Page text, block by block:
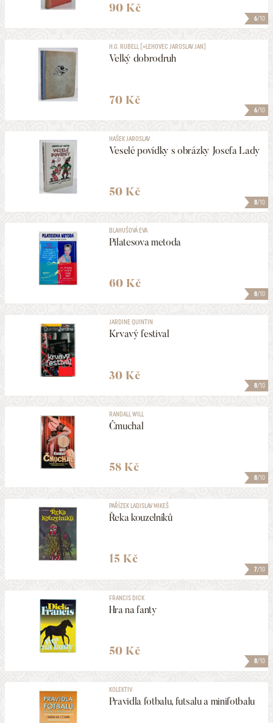
6/10
90 Kč
6/10
H.G. RUBELL [=LEHOVEC JAROSLAV JAN]
Velký dobrodruh
70 Kč
8/10
HAŠEK JAROSLAV
Veselé povídky s obrázky Josefa Lady
50 Kč
8/10
BLAHUŠOVÁ EVA
Pilatesova metoda
60 Kč
8/10
JARDINE QUINTIN
Krvavý festival
30 Kč
8/10
RANDALL WILL
Čmuchal
58 Kč
7/10
PAŘÍZEK LADISLAV MIKEŠ
Řeka kouzelníků
15 Kč
8/10
FRANCIS DICK
Hra na fanty
50 Kč
KOLEKTIV
Pravidla fotbalu, futsalu a minifotbalu